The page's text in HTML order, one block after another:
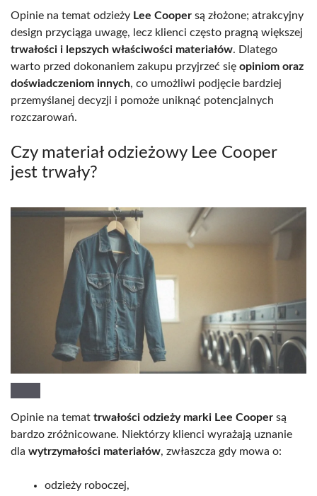
Opinie na temat odzieży Lee Cooper są złożone; atrakcyjny
design przyciąga uwagę, lecz klienci często pragną większej
trwałości i lepszych właściwości materiałów. Dlatego
warto przed dokonaniem zakupu przyjrzeć się opiniom oraz
doświadczeniom innych, co umożliwi podjęcie bardziej
przemyślanej decyzji i pomoże uniknąć potencjalnych
rozczarowań.
Czy materiał odzieżowy Lee Cooper
jest trwały?
Opinie na temat trwałości odzieży marki Lee Cooper są
bardzo zróżnicowane. Niektórzy klienci wyrażają uznanie
dla wytrzymałości materiałów, zwłaszcza gdy mowa o:
odzieży roboczej,